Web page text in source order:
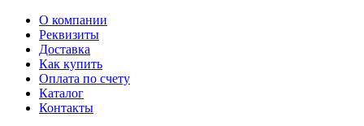
О компании
Реквизиты
Доставка
Как купить
Оплата по счету
Каталог
Контакты